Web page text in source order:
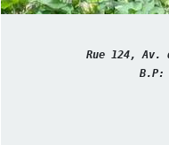
Rue 124, Av.
B.P: